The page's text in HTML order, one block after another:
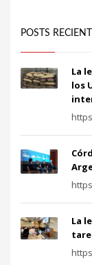
POSTS
La
los
La